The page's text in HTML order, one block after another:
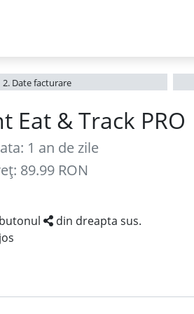
2. Date facturare
Eat & Track PRO
1 an de zile
89.99 RON
din dreapta sus.